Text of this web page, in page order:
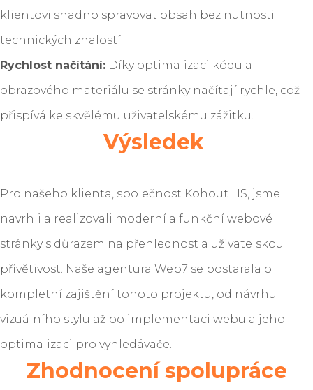
klientovi snadno spravovat obsah bez nutnosti
technických znalostí.
Rychlost načítání: Díky optimalizaci kódu a
obrazového materiálu se stránky načítají rychle, což
přispívá ke skvělému uživatelskému zážitku.
Výsledek
Pro našeho klienta, společnost Kohout HS, jsme
navrhli a realizovali moderní a funkční webové
stránky s důrazem na přehlednost a uživatelskou
přívětivost. Naše agentura Web7 se postarala o
kompletní zajištění tohoto projektu, od návrhu
vizuálního stylu až po implementaci webu a jeho
optimalizaci pro vyhledávače.
Zhodnocení spolupráce